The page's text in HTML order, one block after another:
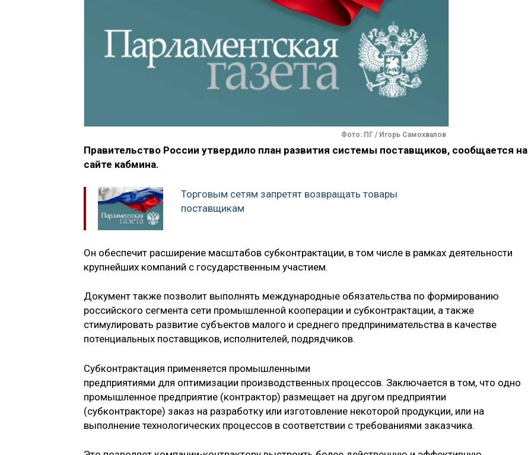
Фото: ПГ / Игорь Самохвалов
Правительство России утвердило план развития системы поставщиков, сообщается на
сайте кабмина.
Торговым сетям запретят возвращать товары
поставщикам
Он обеспечит расширение масштабов субконтрактации, в том числе в рамках деятельности
крупнейших компаний с государственным участием.
Документ также позволит выполнять международные обязательства по формированию
российского сегмента сети промышленной кооперации и субконтрактации, а также
стимулировать развитие субъектов малого и среднего предпринимательства в качестве
потенциальных поставщиков, исполнителей, подрядчиков.
Субконтрактация применяется промышленными
предприятиями для оптимизации производственных процессов. Заключается в том, что одно
промышленное предприятие (контрактор) размещает на другом предприятии
(субконтракторе) заказ на разработку или изготовление некоторой продукции, или на
выполнение технологических процессов в соответствии с требованиями заказчика.